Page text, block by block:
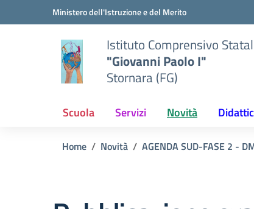
Vai ai contenuti
Vai al menu di navigazioneMinistero dell'Istruzione e del Merito
Istituto Comprensivo
"Giovanni Paolo I"
Stornara (FG)
Scuola Servizi Novità
Home Novità AGENDA SUD-FASE 2 -